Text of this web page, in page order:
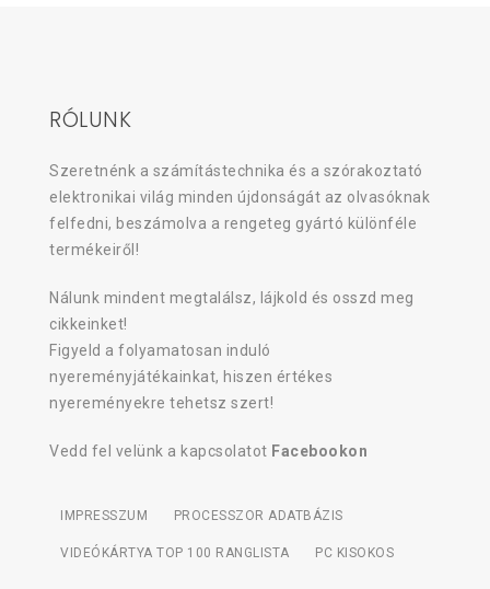
RÓLUNK
Szeretnénk a számítástechnika és a szórakoztató
elektronikai világ minden újdonságát az olvasóknak
felfedni, beszámolva a rengeteg gyártó különféle
termékeiről!
Nálunk mindent megtalálsz, lájkold és osszd meg
cikkeinket!
Figyeld a folyamatosan induló
nyereményjátékainkat, hiszen értékes
nyereményekre tehetsz szert!
Vedd fel velünk a kapcsolatot Facebookon
IMPRESSZUM PROCESSZOR ADATBÁZIS
VIDEÓKÁRTYA TOP 100 RANGLISTA PC KISOKOS